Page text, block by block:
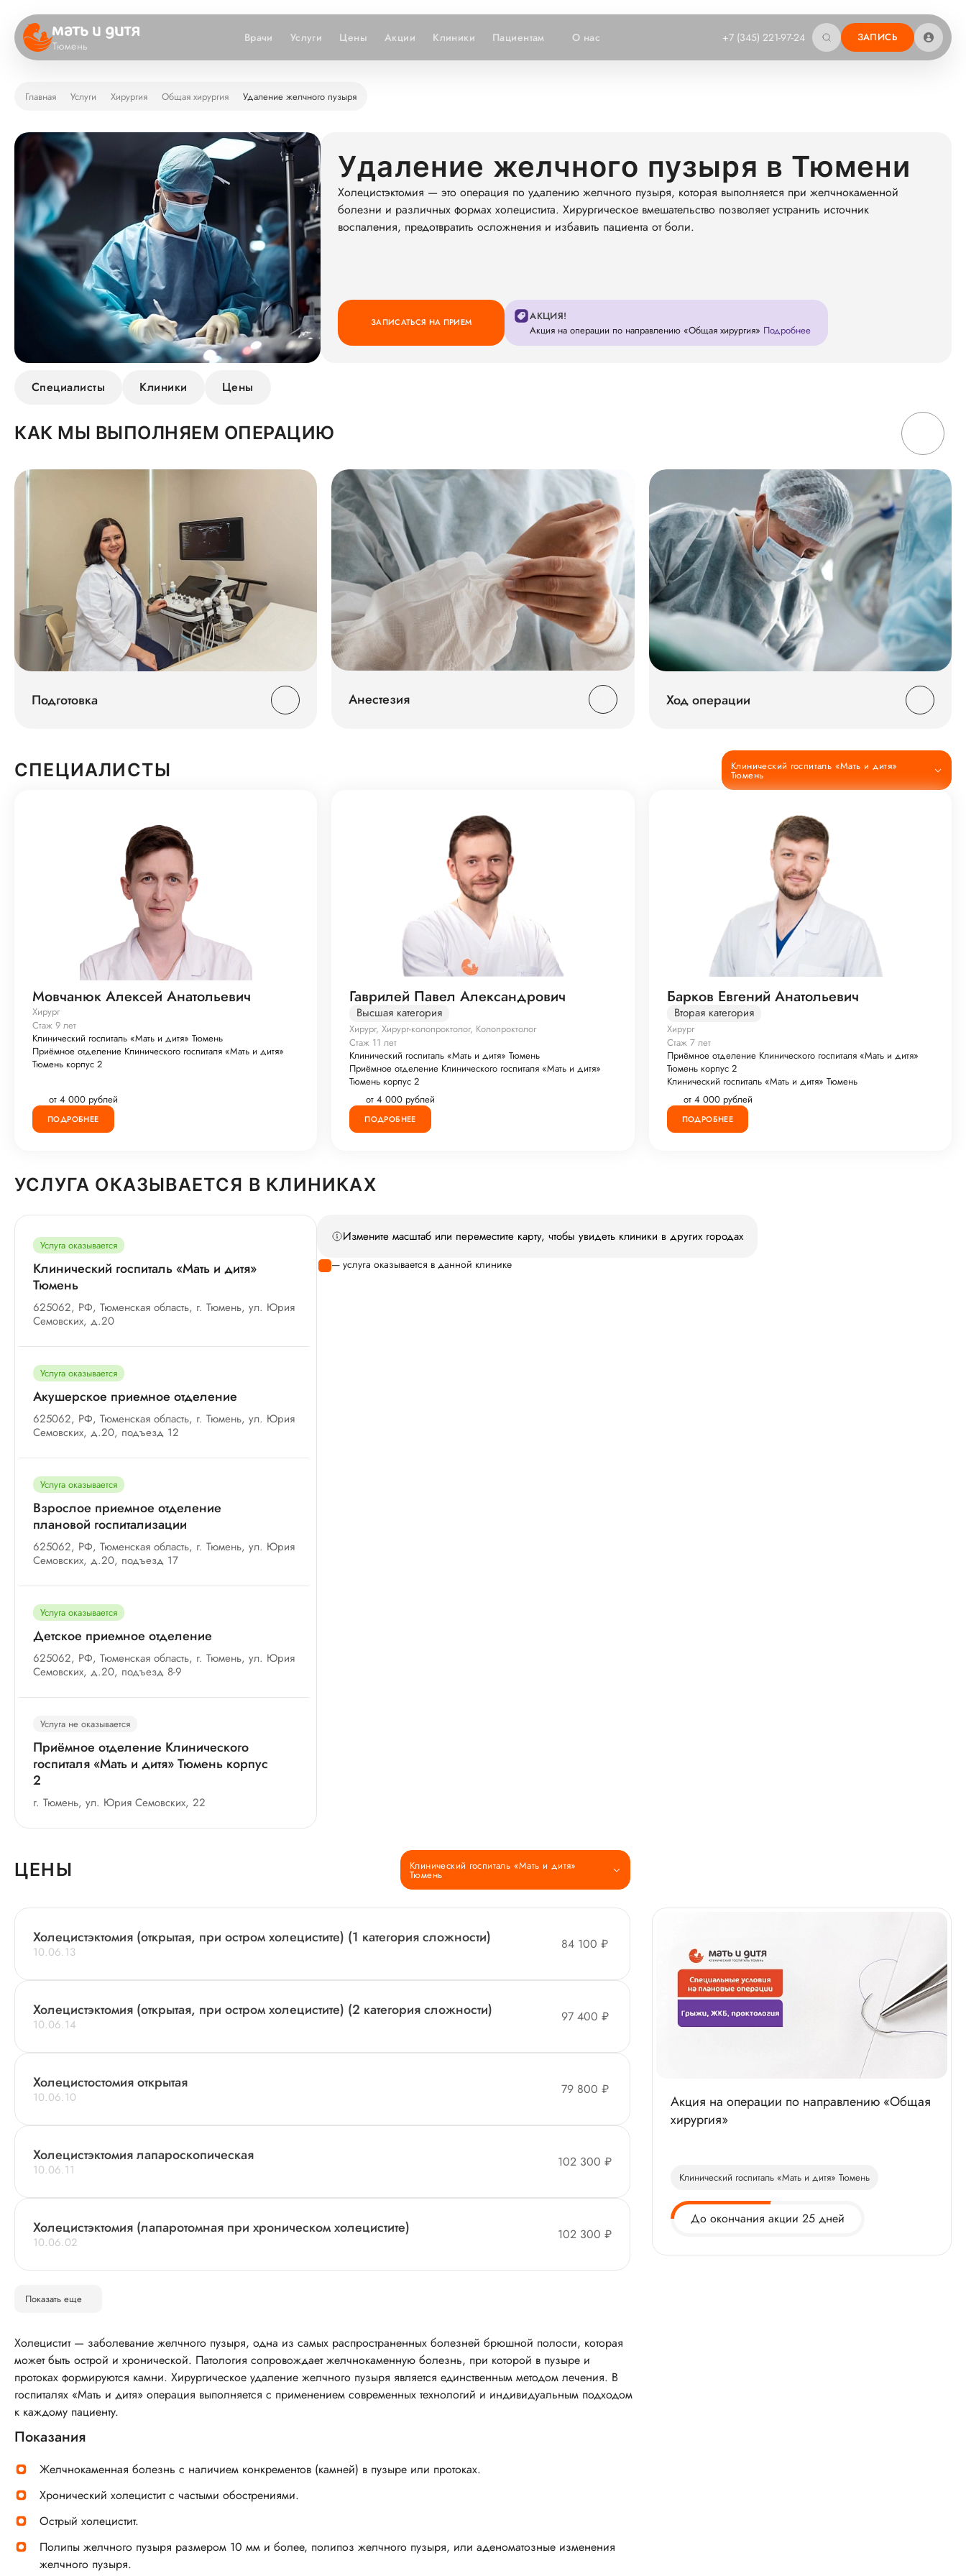
Тюмень
Врачи Услуги Цены Акции Клиники Пациентам О нас +7 (345) 221-97-24 ЗАПИСЬ
Главная Услуги Хирургия Общая хирургия Удаление желчного пузыря
Удаление желчного пузыря в Тюмени
Холецистэктомия — это операция по удалению желчного пузыря, которая выполняется при желчнокаменной
болезни и различных формах холецистита. Хирургическое вмешательство позволяет устранить источник
воспаления, предотвратить осложнения и избавить пациента от боли.
ЗАПИСАТЬСЯ НА ПРИЕМ
АКЦИЯ!
Акция на операции по направлению «Общая хирургия» Подробнее
Специалисты Клиники Цены
КАК МЫ ВЫПОЛНЯЕМ ОПЕРАЦИЮ
Подготовка Анестезия Ход операции
СПЕЦИАЛИСТЫ Клинический госпиталь «Мать и дитя»
Тюмень
Мовчанюк Алексей Анатольевич
Хирург
Стаж 9 лет
Клинический госпиталь «Мать и дитя» Тюмень
Приёмное отделение Клинического госпиталя «Мать и дитя»
Тюмень корпус 2
от 4 000 рублей
ПОДРОБНЕЕ
Гаврилей Павел Александрович
Высшая категория
Хирург, Хирург-колопроктолог, Колопроктолог
Стаж 11 лет
Клинический госпиталь «Мать и дитя» Тюмень
Приёмное отделение Клинического госпиталя «Мать и дитя»
Тюмень корпус 2
от 4 000 рублей
ПОДРОБНЕЕ
Барков Евгений Анатольевич
Вторая категория
Хирург
Стаж 7 лет
Приёмное отделение Клинического госпиталя «Мать и дитя»
Тюмень корпус 2
Клинический госпиталь «Мать и дитя» Тюмень
от 4 000 рублей
ПОДРОБНЕЕ
УСЛУГА ОКАЗЫВАЕТСЯ В КЛИНИКАХ
Услуга оказывается
Клинический госпиталь «Мать и дитя»
Тюмень
625062, РФ, Тюменская область, г. Тюмень, ул. Юрия
Семовских, д.20
Услуга оказывается
Акушерское приемное отделение
625062, РФ, Тюменская область, г. Тюмень, ул. Юрия
Семовских, д.20, подъезд 12
Услуга оказывается
Взрослое приемное отделение
плановой госпитализации
625062, РФ, Тюменская область, г. Тюмень, ул. Юрия
Семовских, д.20, подъезд 17
Услуга оказывается
Детское приемное отделение
625062, РФ, Тюменская область, г. Тюмень, ул. Юрия
Семовских, д.20, подъезд 8-9
Услуга не оказывается
Приёмное отделение Клинического
госпиталя «Мать и дитя» Тюмень корпус
2
г. Тюмень, ул. Юрия Семовских, 22
Измените масштаб или переместите карту, чтобы увидеть клиники в других городах
— услуга оказывается в данной клинике
ЦЕНЫ Клинический госпиталь «Мать и дитя»
Тюмень
Холецистэктомия (открытая, при остром холецистите) (1 категория сложности)
10.06.13
84 100 ₽
Холецистэктомия (открытая, при остром холецистите) (2 категория сложности)
10.06.14
97 400 ₽
Холецистостомия открытая
10.06.10
79 800 ₽
Холецистэктомия лапароскопическая
10.06.11
102 300 ₽
Холецистэктомия (лапаротомная при хроническом холецистите)
10.06.02
102 300 ₽
Показать еще
Акция на операции по направлению «Общая
хирургия»
Клинический госпиталь «Мать и дитя» Тюмень
До окончания акции 25 дней
Холецистит — заболевание желчного пузыря, одна из самых распространенных болезней брюшной полости, которая
может быть острой и хронической. Патология сопровождает желчнокаменную болезнь, при которой в пузыре и
протоках формируются камни. Хирургическое удаление желчного пузыря является единственным методом лечения. В
госпиталях «Мать и дитя» операция выполняется с применением современных технологий и индивидуальным подходом
к каждому пациенту.
Показания
Желчнокаменная болезнь с наличием конкрементов (камней) в пузыре или протоках.
Хронический холецистит с частыми обострениями.
Острый холецистит.
Полипы желчного пузыря размером 10 мм и более, полипоз желчного пузыря, или аденоматозные изменения
желчного пузыря.